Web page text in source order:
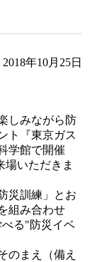
2018年10月25日
しみながら防
ト『東京ガス
学館で開催
場いただきま
災訓練」とお
組み合わせ
る"防災イベ
のまえ（備え